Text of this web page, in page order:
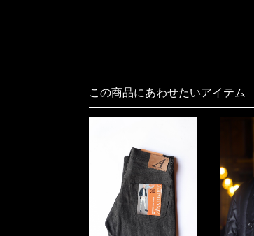
この商品にあわせたいアイテム